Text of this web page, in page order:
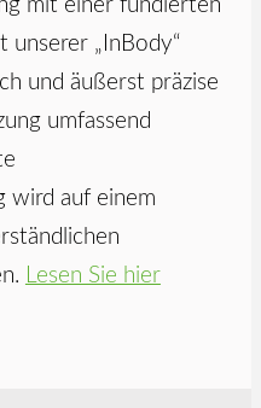
mit einer fundierten
unserer „InBody“
und äußerst präzise
umfassend
wird auf einem
Lesen Sie hier